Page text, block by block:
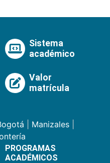
Sistema
académico
Valor
matrícula
Manizales
PROGRAMAS
ACADÉMICOS